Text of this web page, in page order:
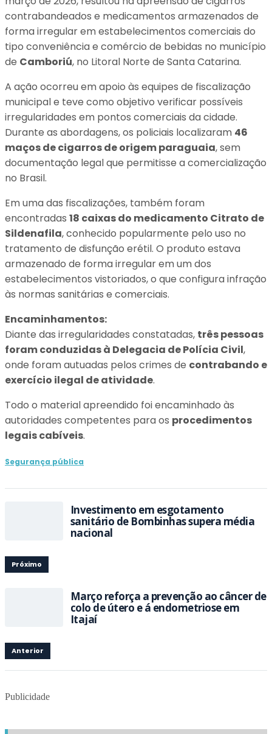
contrabandeados e medicamentos armazenados de
forma irregular em estabelecimentos comerciais do
tipo conveniência e comércio de bebidas no município
de Camboriú, no Litoral Norte de Santa Catarina.
A ação ocorreu em apoio às equipes de fiscalização
municipal e teve como objetivo verificar possíveis
irregularidades em pontos comerciais da cidade.
Durante as abordagens, os policiais localizaram 46
maços de cigarros de origem paraguaia, sem
documentação legal que permitisse a comercialização
no Brasil.
Em uma das fiscalizações, também foram
encontradas 18 caixas do medicamento Citrato de
Sildenafila, conhecido popularmente pelo uso no
tratamento de disfunção erétil. O produto estava
armazenado de forma irregular em um dos
estabelecimentos vistoriados, o que configura infração
às normas sanitárias e comerciais.
Encaminhamentos:
Diante das irregularidades constatadas, três pessoas
foram conduzidas à Delegacia de Polícia Civil,
onde foram autuadas pelos crimes de contrabando e
exercício ilegal de atividade.
Todo o material apreendido foi encaminhado às
autoridades competentes para os procedimentos
legais cabíveis.
Segurança pública
Investimento em esgotamento
sanitário de Bombinhas supera média
nacional
Próximo
Março reforça a prevenção ao câncer de
colo de útero e á endometriose em
Itajaí
Anterior
Publicidade